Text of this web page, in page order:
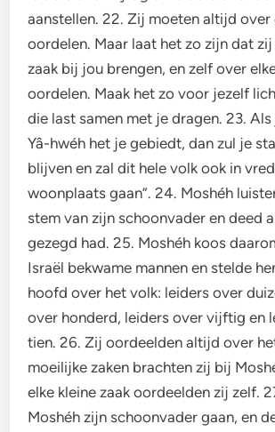
aanstellen. 22. Zij moeten altijd
oordelen. Maar laat het zo zijn dat
zaak bij jou brengen, en zelf over
oordelen. Maak het zo voor jezelf
die last samen met je dragen. 23.
Yâ-hwéh het je gebiedt, dan zul je
blijven en zal dit hele volk ook in
woonplaats gaan”. 24. Moshéh
stem van zijn schoonvader en deed
gezegd had. 25. Moshéh koos
Israël bekwame mannen en stelde
hoofd over het volk: leiders over
over honderd, leiders over vijftig en
tien. 26. Zij oordeelden altijd over
moeilijke zaken brachten zij bij
elke kleine zaak oordeelden zij zelf.
Moshéh zijn schoonvader gaan, en